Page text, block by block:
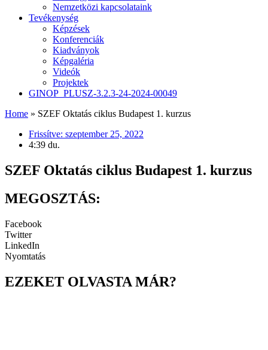
Nemzetközi kapcsolataink
Tevékenység
Képzések
Konferenciák
Kiadványok
Képgaléria
Videók
Projektek
GINOP_PLUSZ-3.2.3-24-2024-00049
Home » SZEF Oktatás ciklus Budapest 1. kurzus
Frissítve: szeptember 25, 2022
4:39 du.
SZEF Oktatás ciklus Budapest 1. kurzus
MEGOSZTÁS:
Facebook
Twitter
LinkedIn
Nyomtatás
EZEKET OLVASTA MÁR?